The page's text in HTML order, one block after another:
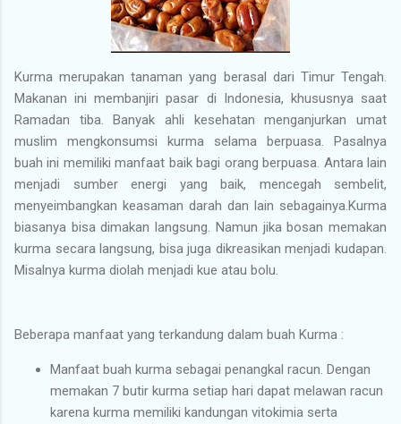
Kurma merupakan tanaman yang berasal dari Timur Tengah.
Makanan ini membanjiri pasar di Indonesia, khususnya saat
Ramadan tiba. Banyak ahli kesehatan menganjurkan umat
muslim mengkonsumsi kurma selama berpuasa. Pasalnya
buah ini memiliki manfaat baik bagi orang berpuasa. Antara lain
menjadi sumber energi yang baik, mencegah sembelit,
menyeimbangkan keasaman darah dan lain sebagainya.Kurma
biasanya bisa dimakan langsung. Namun jika bosan memakan
kurma secara langsung, bisa juga dikreasikan menjadi kudapan.
Misalnya kurma diolah menjadi kue atau bolu.
Beberapa manfaat yang terkandung dalam buah Kurma :
Manfaat buah kurma sebagai penangkal racun. Dengan
memakan 7 butir kurma setiap hari dapat melawan racun
karena kurma memiliki kandungan vitokimia serta